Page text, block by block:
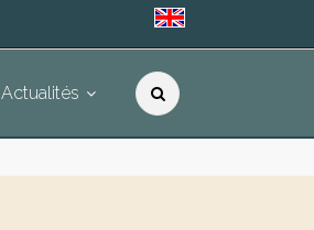
Actualités